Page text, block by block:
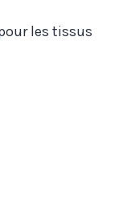
les tissus